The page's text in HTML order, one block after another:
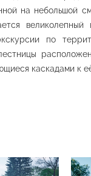
дороги
«Серые
парк
на небольшой
по
каскадами к